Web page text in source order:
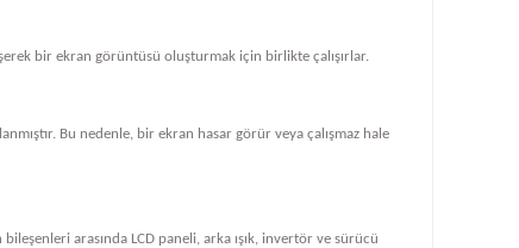
bir ekran görüntüsü oluşturmak için birlikte çalışırlar.
Bu nedenle, bir ekran hasar görür veya çalışmaz hale
arasında LCD paneli, arka ışık, invertör ve sürücü